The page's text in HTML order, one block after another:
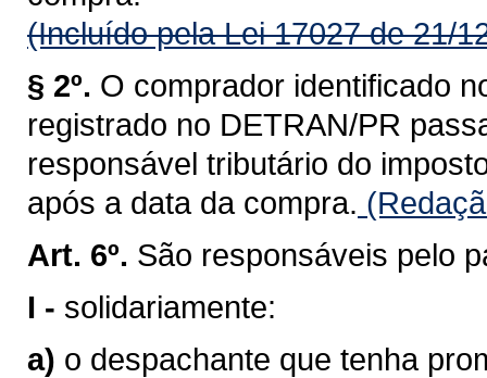
(Incluído pela Lei 17027 de 21/
§ 2º. O comprador identificado
registrado no DETRAN/PR
responsável tributário do
após a data da compra.
Art. 6º. São responsáveis pelo
I - solidariamente:
a) o despachante que tenha